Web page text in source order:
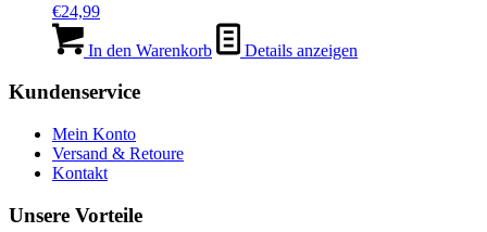
€24,99
In den Warenkorb Details anzeigen
Kundenservice
Mein Konto
Versand & Retoure
Kontakt
Unsere Vorteile